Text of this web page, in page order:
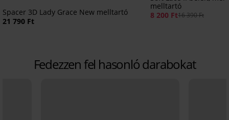
Spacer 3D Lady Grace New melltartó
21 790 Ft
melltartó
8 200 Ft16 390 Ft
Fedezzen fel hasonló darabokat